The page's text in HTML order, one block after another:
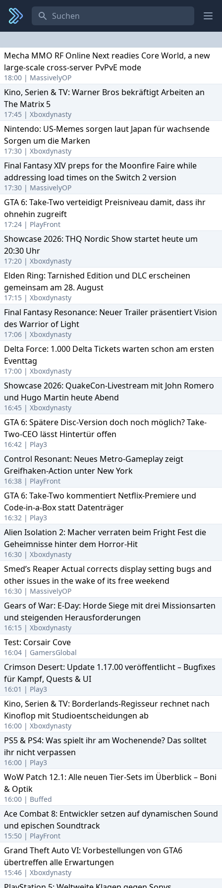
Search
Mecha MMO RF Online Next readies Core World, a new
large-scale cross-server PvPvE mode
18:00 | MassivelyOP
Kino, Serien & TV: Warner Bros bekräftigt Arbeiten an
The Matrix 5
17:45 | Xboxdynasty
Nintendo: US-Memes sorgen laut Japan für wachsende
Sorgen um die Marken
17:30 | Xboxdynasty
Final Fantasy XIV preps for the Moonfire Faire while
addressing load times on the Switch 2 version
17:30 | MassivelyOP
GTA 6: Take-Two verteidigt Preisniveau damit, dass ihr
ohnehin zugreift
17:24 | PlayFront
Showcase 2026: THQ Nordic Show startet heute um
20:30 Uhr
17:20 | Xboxdynasty
Elden Ring: Tarnished Edition und DLC erscheinen
gemeinsam am 28. August
17:15 | Xboxdynasty
Final Fantasy Resonance: Neuer Trailer präsentiert Vision
des Warrior of Light
17:06 | Xboxdynasty
Delta Force: 1.000 Delta Tickets warten schon am ersten
Eventtag
17:00 | Xboxdynasty
Showcase 2026: QuakeCon-Livestream mit John Romero
und Hugo Martin heute Abend
16:45 | Xboxdynasty
GTA 6: Spätere Disc-Version doch noch möglich? Take-
Two-CEO lässt Hintertür offen
16:42 | Play3
Control Resonant: Neues Metro-Gameplay zeigt
Greifhaken-Action unter New York
16:38 | PlayFront
GTA 6: Take-Two kommentiert Netflix-Premiere und
Code-in-a-Box statt Datenträger
16:32 | Play3
Alien Isolation 2: Macher verraten beim Fright Fest die
Geheimnisse hinter dem Horror-Hit
16:30 | Xboxdynasty
Smed’s Reaper Actual corrects display setting bugs and
other issues in the wake of its free weekend
16:30 | MassivelyOP
Gears of War: E-Day: Horde Siege mit drei Missionsarten
und steigenden Herausforderungen
16:15 | Xboxdynasty
Test: Corsair Cove
16:04 | GamersGlobal
Crimson Desert: Update 1.17.00 veröffentlicht – Bugfixes
für Kampf, Quests & UI
16:01 | Play3
Kino, Serien & TV: Borderlands-Regisseur rechnet nach
Kinoflop mit Studioentscheidungen ab
16:00 | Xboxdynasty
PS5 & PS4: Was spielt ihr am Wochenende? Das solltet
ihr nicht verpassen
16:00 | Play3
WoW Patch 12.1: Alle neuen Tier-Sets im Überblick – Boni
& Optik
16:00 | Buffed
Ace Combat 8: Entwickler setzen auf dynamischen Sound
und epischen Soundtrack
15:50 | PlayFront
Grand Theft Auto VI: Vorbestellungen von GTA6
übertreffen alle Erwartungen
15:46 | Xboxdynasty